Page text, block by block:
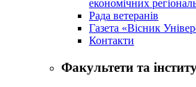
економічних
Рада ветеранів
Газета «Вісник
Контакти
Факультети та